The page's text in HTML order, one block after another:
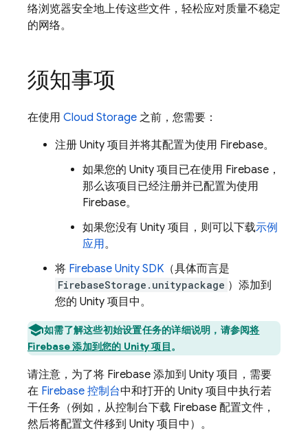
络浏览器安全地上传这些文件，轻松应对质量不稳定
的网络。
须知事项
在使用 Cloud Storage 之前，您需要：
注册 Unity 项目并将其配置为使用 Firebase。
如果您的 Unity 项目已在使用 Firebase，
那么该项目已经注册并已配置为使用
Firebase。
如果您没有 Unity 项目，则可以下载示例
应用。
将 Firebase Unity SDK （具体而言是
FirebaseStorage.unitypackage ）添加到
您的 Unity 项目中。
如需了解这些初始设置任务的详细说明，请参阅将
Firebase 添加到您的 Unity 项目。
请注意，为了将 Firebase 添加到 Unity 项目，需要
在 Firebase 控制台中和打开的 Unity 项目中执行若
干任务（例如，从控制台下载 Firebase 配置文件，
然后将配置文件移到 Unity 项目中）。